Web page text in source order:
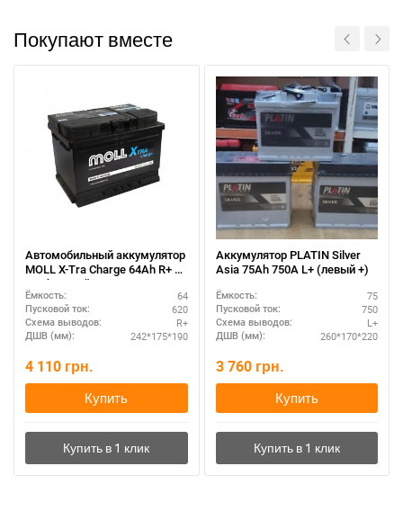
Покупают вместе
Автомобильный аккумулятор
MOLL X-Tra Charge 64Ah R+ –
стабильный запуск
Ёмкость: 64
Пусковой ток: 620
Схема выводов: R+
ДШВ (мм): 242*175*190
4 110 грн.
Купить
Аккумулятор PLATIN Silver
Asia 75Ah 750A L+ (левый +)
Ёмкость: 75
Пусковой ток: 750
Схема выводов: L+
ДШВ (мм): 260*170*220
3 760 грн.
Купить